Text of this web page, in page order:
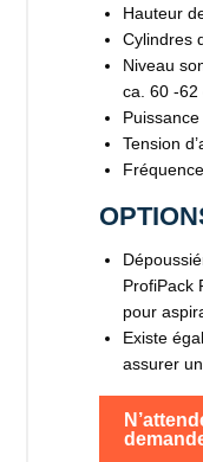
Hauteur
Cylindres
Niveau
ca. 60 -62
Tension
ProfiPack
pour
Existe
assurer